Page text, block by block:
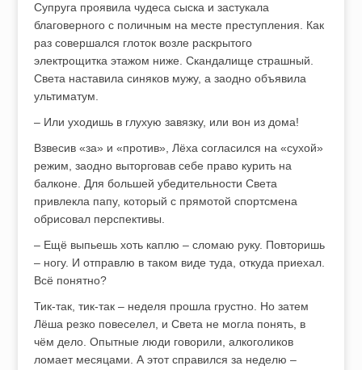
Супруга проявила чудеса сыска и застукала
благоверного с поличным на месте преступления. Как
раз совершался глоток возле раскрытого
электрощитка этажом ниже. Скандалище страшный.
Света наставила синяков мужу, а заодно объявила
ультиматум.
– Или уходишь в глухую завязку, или вон из дома!
Взвесив «за» и «против», Лёха согласился на «сухой»
режим, заодно выторговав себе право курить на
балконе. Для большей убедительности Света
привлекла папу, который с прямотой спортсмена
обрисовал перспективы.
– Ещё выпьешь хоть каплю – сломаю руку. Повторишь
– ногу. И отправлю в таком виде туда, откуда приехал.
Всё понятно?
Тик-так, тик-так – неделя прошла грустно. Но затем
Лёша резко повеселел, и Света не могла понять, в
чём дело. Опытные люди говорили, алкоголиков
ломает месяцами. А этот справился за неделю –